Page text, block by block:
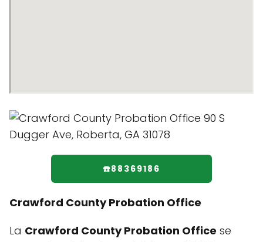
☎️88369186
Crawford County Probation Office
La Crawford County Probation Office se